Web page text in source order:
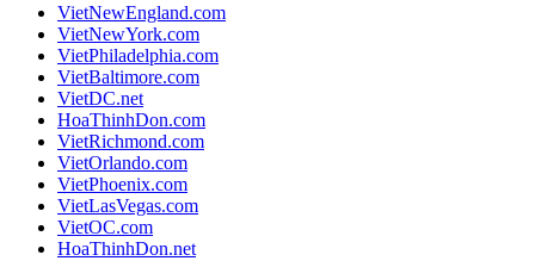
VietNewEngland.com
VietNewYork.com
VietPhiladelphia.com
VietBaltimore.com
VietDC.net
HoaThinhDon.com
VietRichmond.com
VietOrlando.com
VietPhoenix.com
VietLasVegas.com
VietOC.com
HoaThinhDon.net